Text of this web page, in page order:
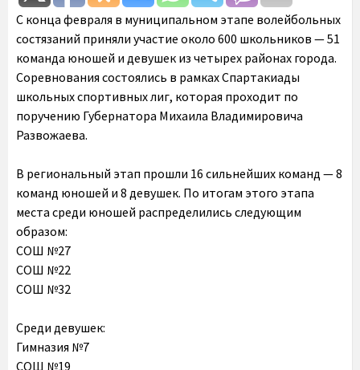
С конца февраля в муниципальном этапе волейбольных
состязаний приняли участие около 600 школьников — 51
команда юношей и девушек из четырех районах города.
Соревнования состоялись в рамках Спартакиады
школьных спортивных лиг, которая проходит по
поручению Губернатора Михаила Владимировича
Развожаева.
В региональный этап прошли 16 сильнейших команд — 8
команд юношей и 8 девушек. По итогам этого этапа
места среди юношей распределились следующим
образом:
СОШ №27
СОШ №22
СОШ №32
Среди девушек:
Гимназия №7
СОШ №19